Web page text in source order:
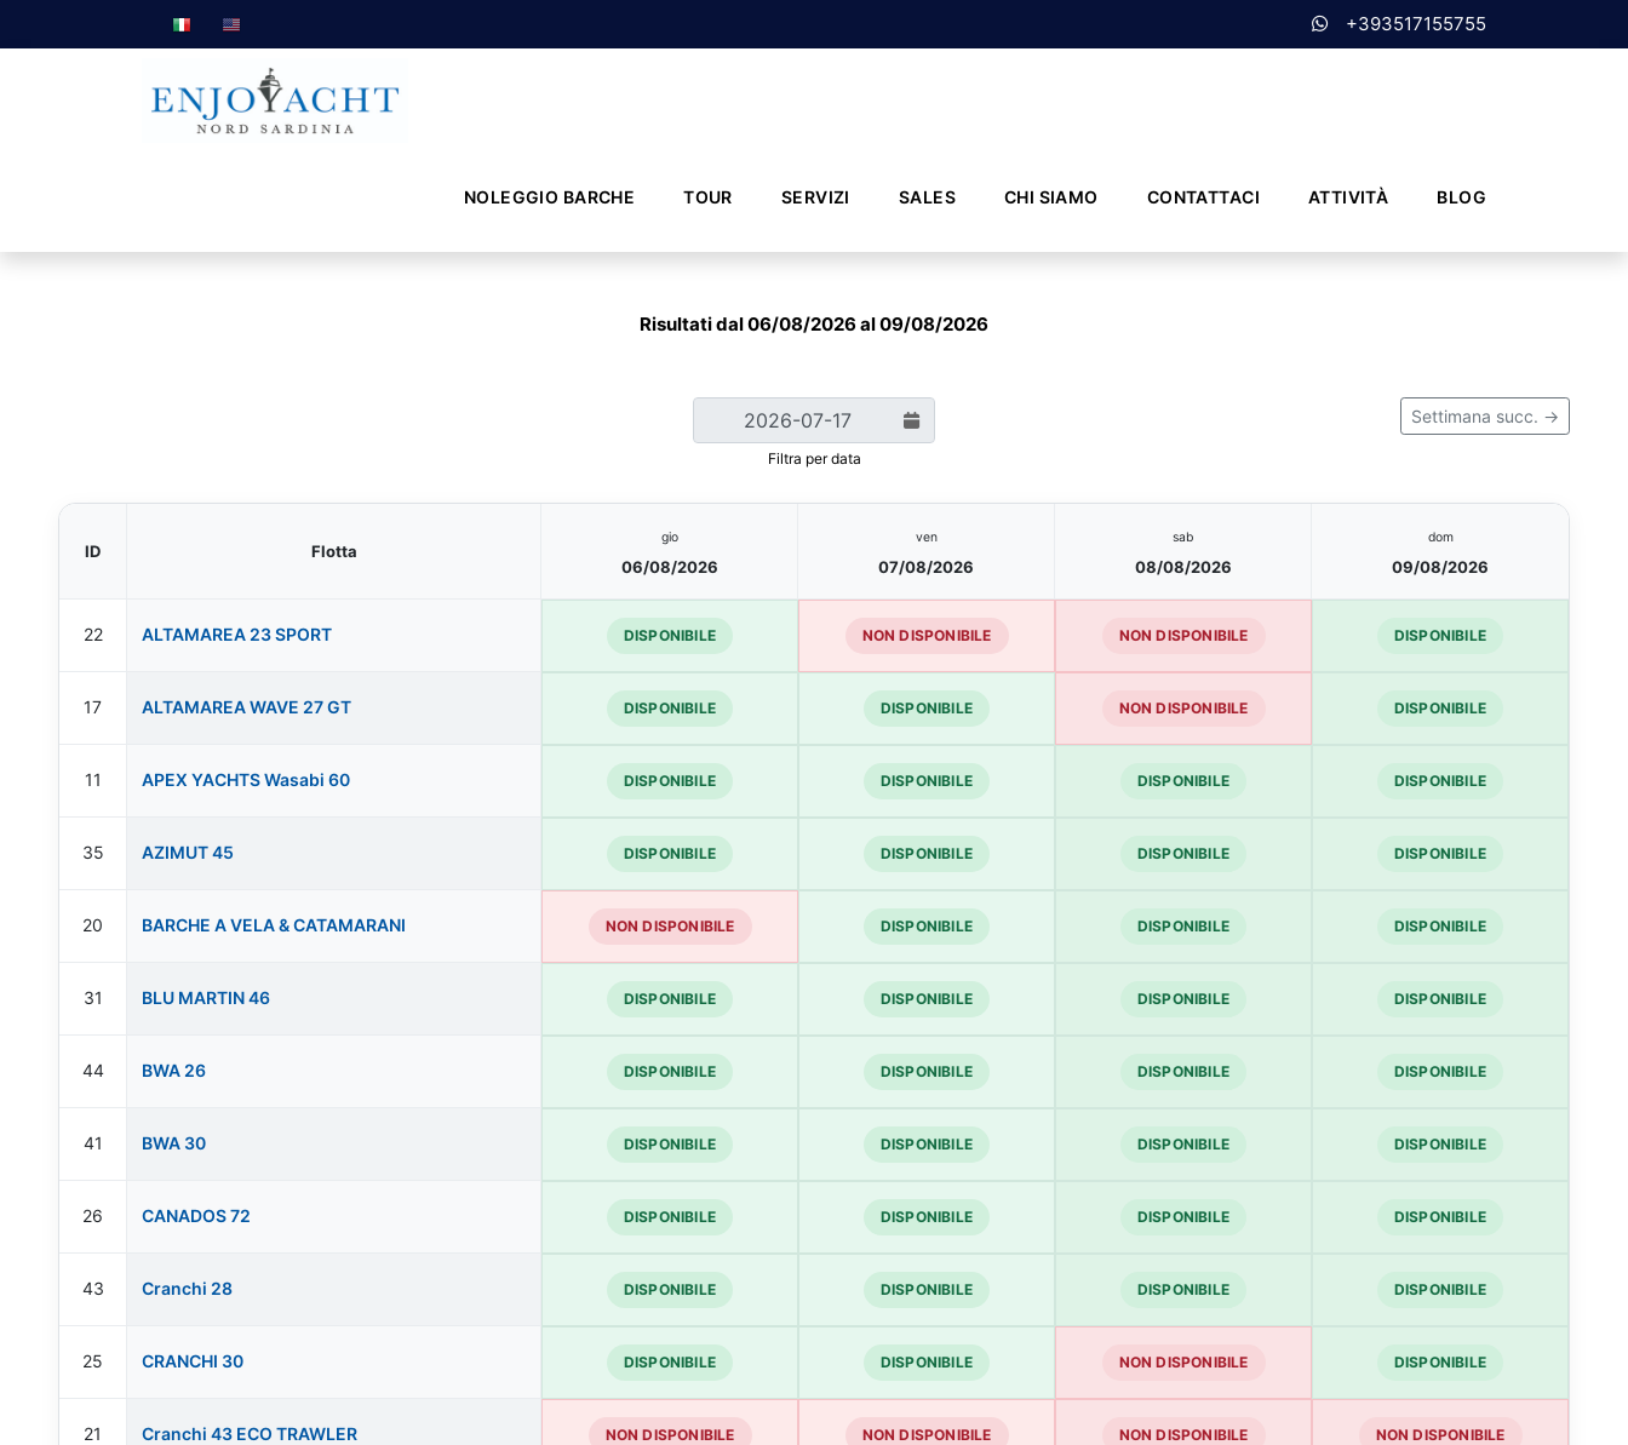
+393517155755
NOLEGGIO BARCHE TOUR SERVIZI SALES CHI SIAMO CONTATTACI ATTIVITÀ BLOG
Risultati dal 06/08/2026 al 09/08/2026
Filtra per data
Settimana succ. →
ID Flotta
gio
06/08/2026
ven
07/08/2026
sab
08/08/2026
dom
09/08/2026
22 ALTAMAREA 23 SPORT DISPONIBILE NON DISPONIBILE NON DISPONIBILE DISPONIBILE
17 ALTAMAREA WAVE 27 GT DISPONIBILE DISPONIBILE NON DISPONIBILE DISPONIBILE
11 APEX YACHTS Wasabi 60 DISPONIBILE DISPONIBILE DISPONIBILE DISPONIBILE
35 AZIMUT 45 DISPONIBILE DISPONIBILE DISPONIBILE DISPONIBILE
20 BARCHE A VELA & CATAMARANI NON DISPONIBILE DISPONIBILE DISPONIBILE DISPONIBILE
31 BLU MARTIN 46 DISPONIBILE DISPONIBILE DISPONIBILE DISPONIBILE
44 BWA 26 DISPONIBILE DISPONIBILE DISPONIBILE DISPONIBILE
41 BWA 30 DISPONIBILE DISPONIBILE DISPONIBILE DISPONIBILE
26 CANADOS 72 DISPONIBILE DISPONIBILE DISPONIBILE DISPONIBILE
43 Cranchi 28 DISPONIBILE DISPONIBILE DISPONIBILE DISPONIBILE
25 CRANCHI 30 DISPONIBILE DISPONIBILE NON DISPONIBILE DISPONIBILE
21 Cranchi 43 ECO TRAWLER NON DISPONIBILE NON DISPONIBILE NON DISPONIBILE NON DISPONIBILE